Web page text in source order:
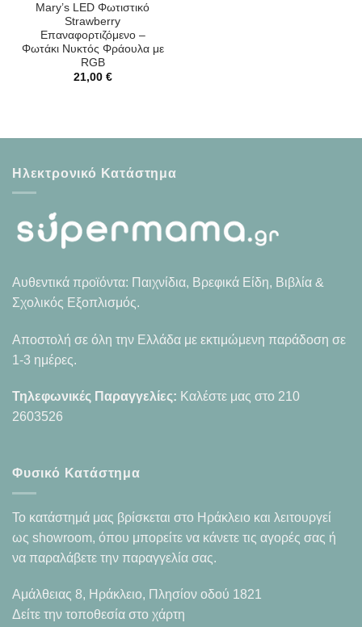
Mary’s LED Φωτιστικό
Strawberry
Επαναφορτιζόμενο –
Φωτάκι Νυκτός Φράουλα με
RGB
21,00 €
Ηλεκτρονικό Κατάστημα
Αυθεντικά προϊόντα: Παιχνίδια, Βρεφικά Είδη, Βιβλία &
Σχολικός Εξοπλισμός.
Αποστολή σε όλη την Ελλάδα με εκτιμώμενη παράδοση σε
1-3 ημέρες.
Τηλεφωνικές Παραγγελίες: Καλέστε μας στο 210
2603526
Φυσικό Κατάστημα
Το κατάστημά μας βρίσκεται στο Ηράκλειο και λειτουργεί
ως showroom, όπου μπορείτε να κάνετε τις αγορές σας ή
να παραλάβετε την παραγγελία σας.
Αμάλθειας 8, Ηράκλειο, Πλησίον οδού 1821
Δείτε την τοποθεσία στο χάρτη